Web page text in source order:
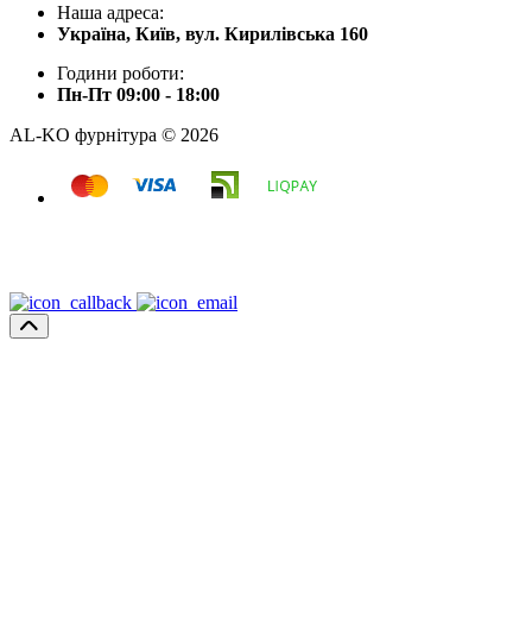
Наша адреса:
Україна, Київ, вул. Кирилівська 160
Години роботи:
Пн-Пт 09:00 - 18:00
AL-KO фурнітура © 2026